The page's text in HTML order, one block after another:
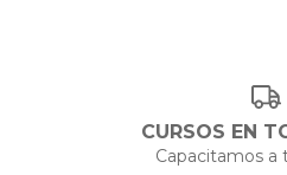
CURSOS EN
Capacitamos a